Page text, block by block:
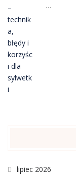
…
lipiec 2026